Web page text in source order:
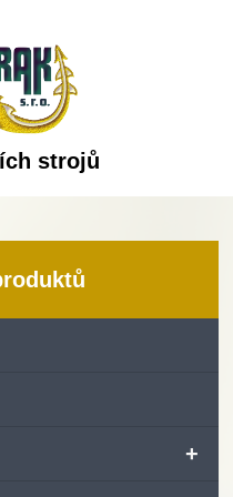
strojů
+